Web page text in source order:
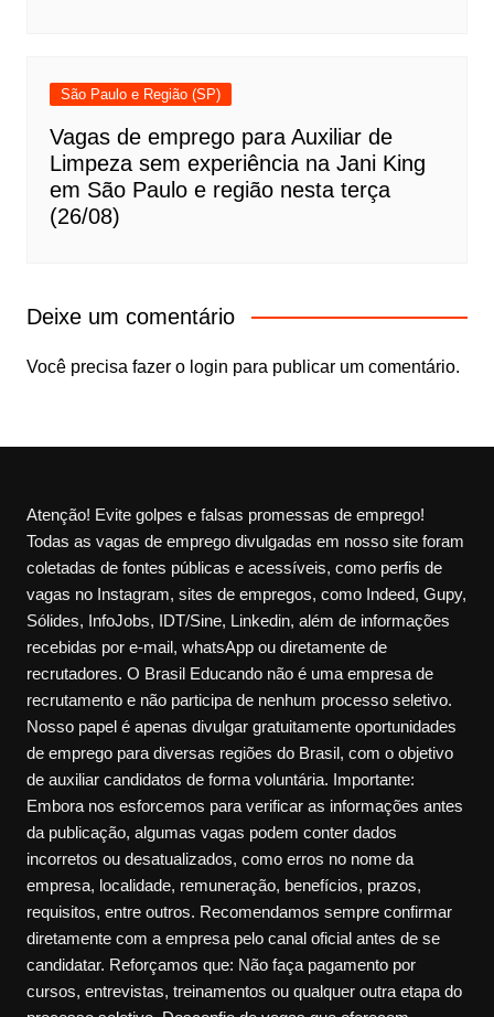
São Paulo e Região (SP)
Vagas de emprego para Auxiliar de
Limpeza sem experiência na Jani King
em São Paulo e região nesta terça
(26/08)
Deixe um comentário
Você precisa fazer o login para publicar um comentário.
Atenção! Evite golpes e falsas promessas de emprego!
Todas as vagas de emprego divulgadas em nosso site foram
coletadas de fontes públicas e acessíveis, como perfis de
vagas no Instagram, sites de empregos, como Indeed, Gupy,
Sólides, InfoJobs, IDT/Sine, Linkedin, além de informações
recebidas por e-mail, whatsApp ou diretamente de
recrutadores. O Brasil Educando não é uma empresa de
recrutamento e não participa de nenhum processo seletivo.
Nosso papel é apenas divulgar gratuitamente oportunidades
de emprego para diversas regiões do Brasil, com o objetivo
de auxiliar candidatos de forma voluntária. Importante:
Embora nos esforcemos para verificar as informações antes
da publicação, algumas vagas podem conter dados
incorretos ou desatualizados, como erros no nome da
empresa, localidade, remuneração, benefícios, prazos,
requisitos, entre outros. Recomendamos sempre confirmar
diretamente com a empresa pelo canal oficial antes de se
candidatar. Reforçamos que: Não faça pagamento por
cursos, entrevistas, treinamentos ou qualquer outra etapa do